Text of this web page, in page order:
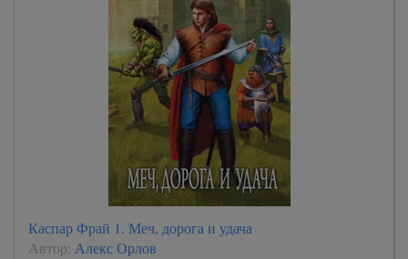
Каспар Фрай 1. Меч, дорога и удача
Автор: Алекс Орлов